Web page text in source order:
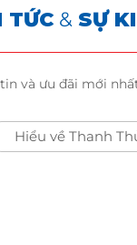
TỨC& SỰ
và ưu đãi mới
Hiểu về Thanh